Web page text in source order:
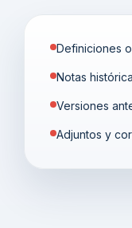
Definiciones
Notas
Versiones
Adjuntos y